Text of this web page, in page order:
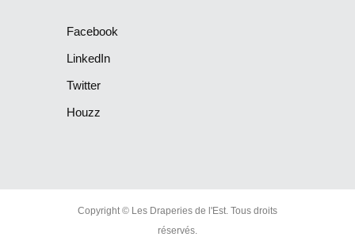
Facebook
LinkedIn
Twitter
Houzz
Copyright © Les Draperies de l'Est. Tous droits
réservés.